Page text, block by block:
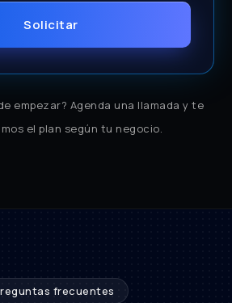
Solicitar
empezar? Agenda una llamada y te
el plan según tu negocio.
frecuentes